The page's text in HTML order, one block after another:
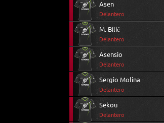
Asen
Delantero
M. Bilić
Delantero
Asensio
Delantero
Sergio Molina
Delantero
Sekou
Delantero